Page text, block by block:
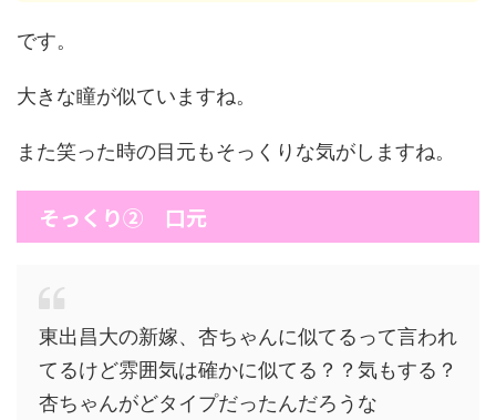
です。
大きな瞳が似ていますね。
また笑った時の目元もそっくりな気がしますね。
そっくり② 口元
東出昌大の新嫁、杏ちゃんに似てるって言われ
てるけど雰囲気は確かに似てる？？気もする？
杏ちゃんがどタイプだったんだろうな